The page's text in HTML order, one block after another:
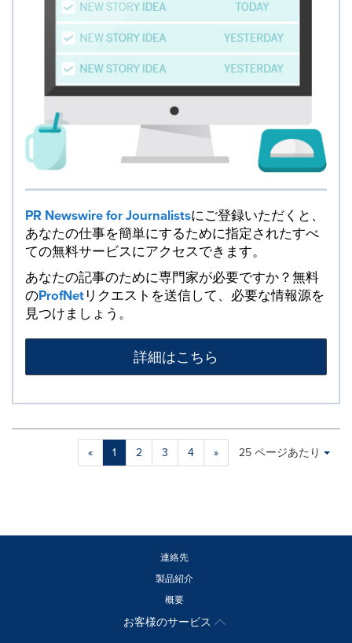
PR Newswire for Journalistsにご登録いただくと、
あなたの仕事を簡単にするために指定されたすべ
ての無料サービスにアクセスできます。
あなたの記事のために専門家が必要ですか？無料
のProfNetリクエストを送信して、必要な情報源を
見つけましょう。
詳細はこちら
« 1 2 3 4 »
Making
a
will
Items per page:
25 ページあたり
連絡先
製品紹介
概要
お客様のサービス